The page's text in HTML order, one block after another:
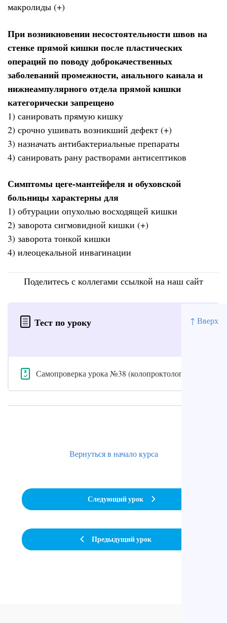
↑ Вверх
макролиды (+)
При возникновении несостоятельности швов на
стенке прямой кишки после пластических
операций по поводу доброкачественных
заболеваний промежности, анального канала и
нижнеампулярного отдела прямой кишки
категорически запрещено
1) санировать прямую кишку
2) срочно ушивать возникший дефект (+)
3) назначать антибактериальные препараты
4) санировать рану растворами антисептиков
Симптомы цеге-мантейфеля и обуховской
больницы характерны для
1) обтурации опухолью восходящей кишки
2) заворота сигмовидной кишки (+)
3) заворота тонкой кишки
4) илеоцекальной инвагинации
Поделитесь с коллегами ссылкой на наш сайт
Тест по уроку
Самопроверка урока №38 (колопроктология)
Предыдущий урок
Вернуться в начало курса
Следующий урок